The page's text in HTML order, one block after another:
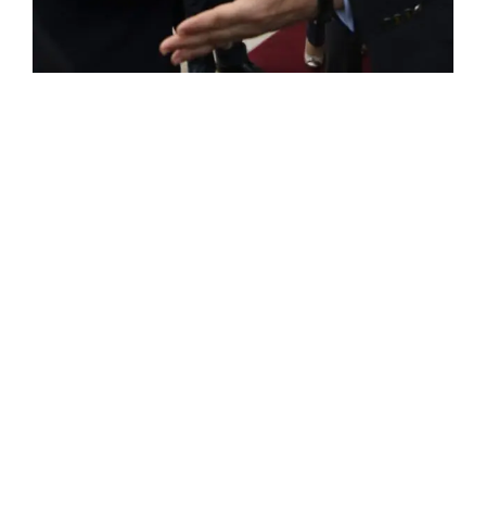
ROSE VALLAND, HEROÏNE DE LA RESISTANCE